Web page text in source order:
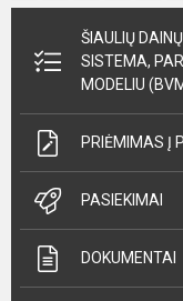
ŠIAULIŲ
SISTEMA,
MODELIU
PRIĖMIMAS Į
PASIEKIMAI
DOKUMENTAI